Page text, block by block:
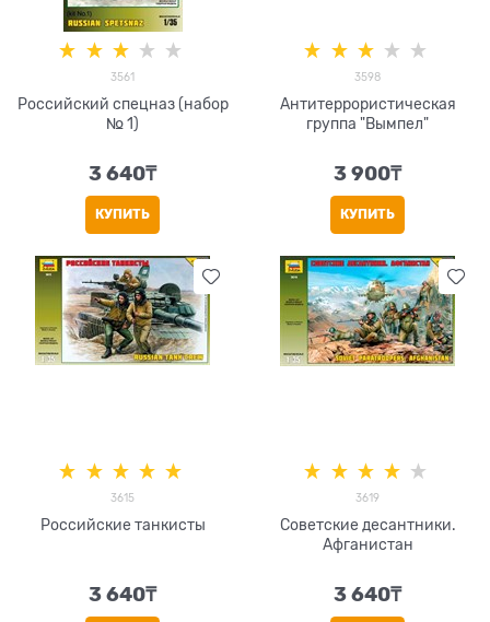
3561
Российский спецназ (набор
№ 1)
3 640₸
КУПИТЬ
3598
Антитеррористическая
группа "Вымпел"
3 900₸
КУПИТЬ
3615
Российские танкисты
3 640₸
3619
Советские десантники.
Афганистан
3 640₸